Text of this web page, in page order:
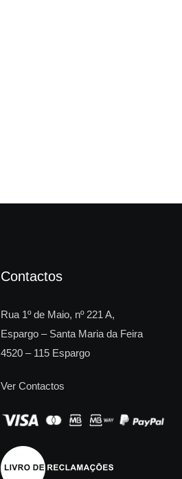
Contactos
Rua 1º de Maio, nº 221 A,
Espargo – Santa Maria da Feira
4520 – 115 Espargo
Ver Contactos